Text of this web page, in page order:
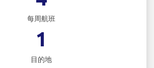
每周航班
1
目的地